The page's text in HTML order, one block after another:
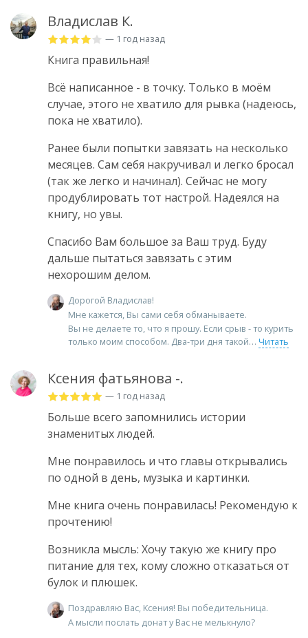
Владислав К.
— 1 год назад
Книга правильная!
Всё написанное - в точку. Только в моём
случае, этого не хватило для рывка (надеюсь,
пока не хватило).
Ранее были попытки завязать на несколько
месяцев. Сам себя накручивал и легко бросал
(так же легко и начинал). Сейчас не могу
продублировать тот настрой. Надеялся на
книгу, но увы.
Спасибо Вам большое за Ваш труд. Буду
дальше пытаться завязать с этим
нехорошим делом.
Дорогой Владислав!
Мне кажется, Вы сами себя обманываете.
Вы не делаете то, что я прошу. Если срыв - то курить
только моим способом. Два-три дня такой
Читать
Ксения фатьянова -.
— 1 год назад
Больше всего запомнились истории
знаменитых людей.
Мне понравилось и что главы открывались
по одной в день, музыка и картинки.
Мне книга очень понравилась! Рекомендую к
прочтению!
Возникла мысль: Хочу такую же книгу про
питание для тех, кому сложно отказаться от
булок и плюшек.
Поздравляю Вас, Ксения! Вы победительница.
А мысли послать донат у Вас не мелькнуло?